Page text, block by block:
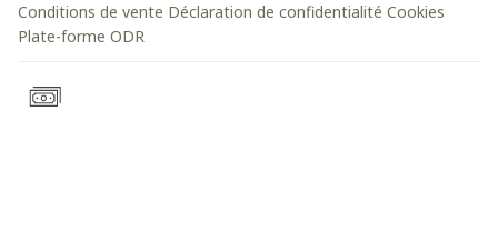
Conditions de vente Déclaration de confidentialité Cookies
Plate-forme ODR